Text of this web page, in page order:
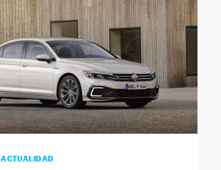
ACTUALIDAD